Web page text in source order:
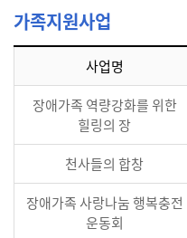
가족지원사업
사업명
장애가족 역량강화를 위한
힐링의 장
천사들의 합창
장애가족 사랑나눔 행복충전
운동회